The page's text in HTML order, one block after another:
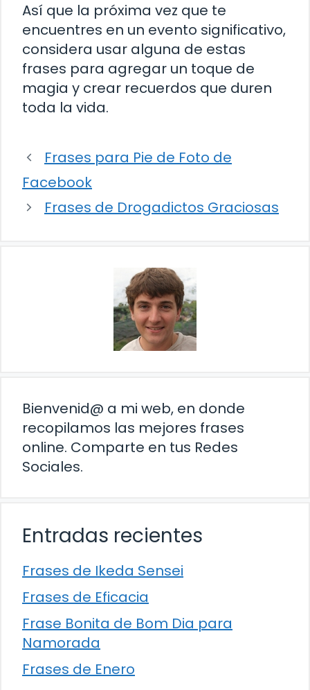
Así que la próxima vez que te
encuentres en un evento significativo,
considera usar alguna de estas
frases para agregar un toque de
magia y crear recuerdos que duren
toda la vida.
Frases para Pie de Foto de
Facebook
Frases de Drogadictos Graciosas
Bienvenid@ a mi web, en donde
recopilamos las mejores frases
online. Comparte en tus Redes
Sociales.
Entradas recientes
Frases de Ikeda Sensei
Frases de Eficacia
Frase Bonita de Bom Dia para
Namorada
Frases de Enero